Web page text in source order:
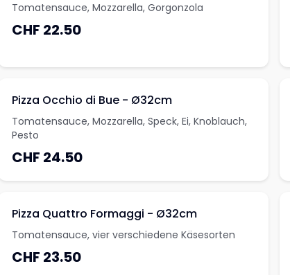
Tomatensauce, Mozzarella, Gorgonzola
CHF 22.50
Pizza Occhio di Bue - Ø32cm
Tomatensauce, Mozzarella, Speck, Ei, Knoblauch,
Pesto
CHF 24.50
Pizza Quattro Formaggi - Ø32cm
Tomatensauce, vier verschiedene Käsesorten
CHF 23.50